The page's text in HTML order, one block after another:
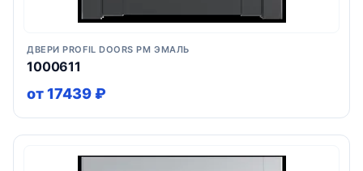
ДВЕРИ PROFIL DOORS PM ЭМАЛЬ
1000611
от 17439 ₽